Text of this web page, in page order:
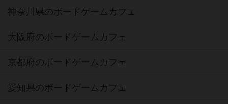
神奈川県のボードゲームカフェ
大阪府のボードゲームカフェ
京都府のボードゲームカフェ
愛知県のボードゲームカフェ